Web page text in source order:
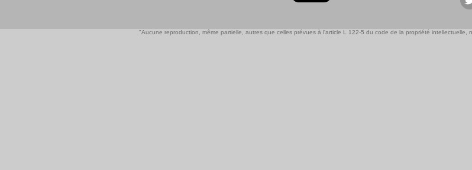
"Aucune reproduction, même partielle, autres que celles prévues à l'article L 122-5 du code de la propriété